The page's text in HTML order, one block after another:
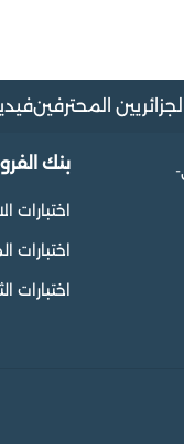
المحترفين
بنك
اختبارات
اختبارات
اختبارات